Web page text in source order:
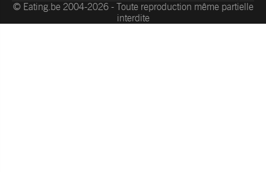
© Eating.be 2004-2026 - Toute reproduction même partielle
interdite